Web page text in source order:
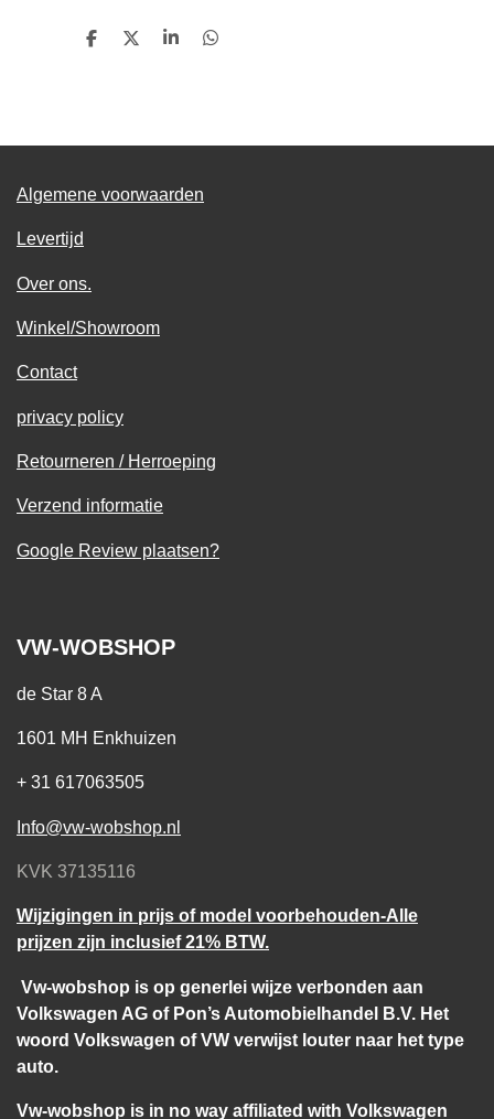
D
D
S
D
Algemene voorwaarden
Levertijd
Over ons.
Winkel/Showroom
Contact
privacy policy
Retourneren / Herroeping
Verzend informatie
Google Review plaatsen?
VW-WOBSHOP
de Star 8 A
1601 MH Enkhuizen
+ 31 617063505
Info@vw-wobshop.nl
KVK 37135116
Wijzigingen in prijs of model voorbehouden-Alle
prijzen zijn inclusief 21% BTW.
Vw-wobshop is op generlei wijze verbonden aan
Volkswagen AG of Pon’s Automobielhandel B.V. Het
woord Volkswagen of VW verwijst louter naar het type
auto.
Vw-wobshop is in no way affiliated with Volkswagen